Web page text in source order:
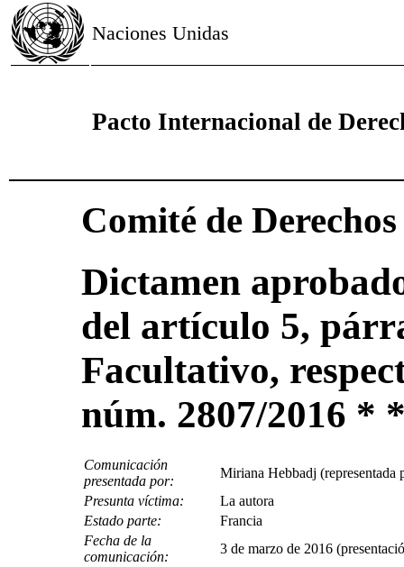
Naciones Unidas
Pacto Internacional de
Comité de
Dictamen
del artículo 5,
Facultativo,
núm. 2807/2016
Comunicación
presentada por:
Miriana Hebbadj (representada
Presunta víctima:
La autora
Estado parte:
Francia
Fecha de la
comunicación:
3 de marzo de 2016